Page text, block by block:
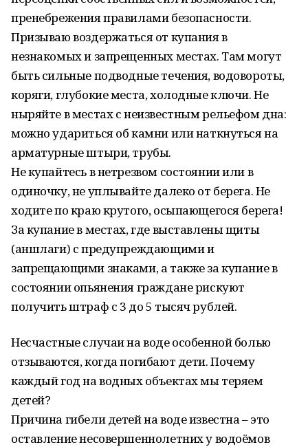
пренебрежения правилами безопасности.
Призываю воздержаться от купания в
незнакомых и запрещенных местах. Там могут
быть сильные подводные течения, водовороты,
коряги, глубокие места, холодные ключи. Не
ныряйте в местах с неизвестным рельефом дна:
можно удариться об камни или наткнуться на
арматурные штыри, трубы.
Не купайтесь в нетрезвом состоянии или в
одиночку, не уплывайте далеко от берега. Не
ходите по краю крутого, осыпающегося берега!
За купание в местах, где выставлены щиты
(аншлаги) с предупреждающими и
запрещающими знаками, а также за купание в
состоянии опьянения граждане рискуют
получить штраф с 3 до 5 тысяч рублей.
Несчастные случаи на воде особенной болью
отзываются, когда погибают дети. Почему
каждый год на водных объектах мы теряем
детей?
Причина гибели детей на воде известна – это
оставление несовершеннолетних у водоёмов